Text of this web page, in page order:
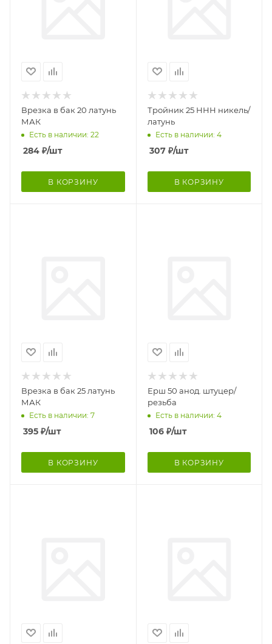
Врезка в бак 20 латунь
МАК
Есть в наличии: 22
284 ₽/шт
В КОРЗИНУ
Тройник 25 ННН никель/
латунь
Есть в наличии: 4
307₽/шт
В КОРЗИНУ
Врезка в бак 25 латунь
МАК
Есть в наличии: 7
395 ₽/шт
В КОРЗИНУ
Ерш 50 анод. штуцер/
резьба
Есть в наличии: 4
106₽/шт
В КОРЗИНУ